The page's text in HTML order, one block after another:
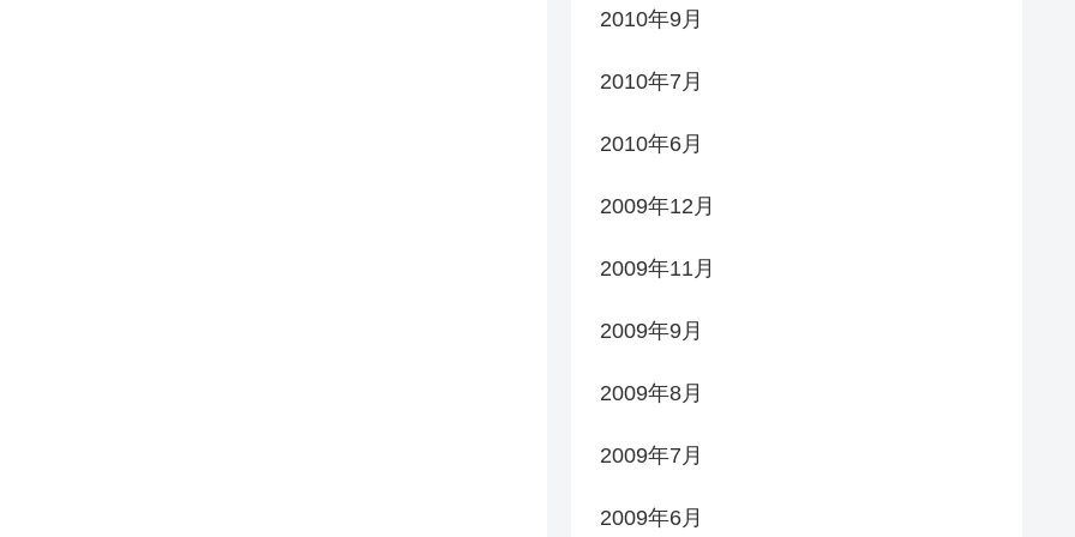
2010年9月
2010年7月
2010年6月
2009年12月
2009年11月
2009年9月
2009年8月
2009年7月
2009年6月